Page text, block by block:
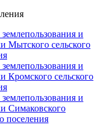
и
Мытского сельского
и
Кромского сельского
и
Симаковского
поселения